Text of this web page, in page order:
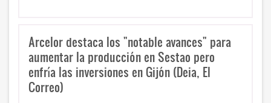
Arcelor destaca los "notable avances" para
aumentar la producción en Sestao pero
enfría las inversiones en Gijón (Deia, El
Correo)